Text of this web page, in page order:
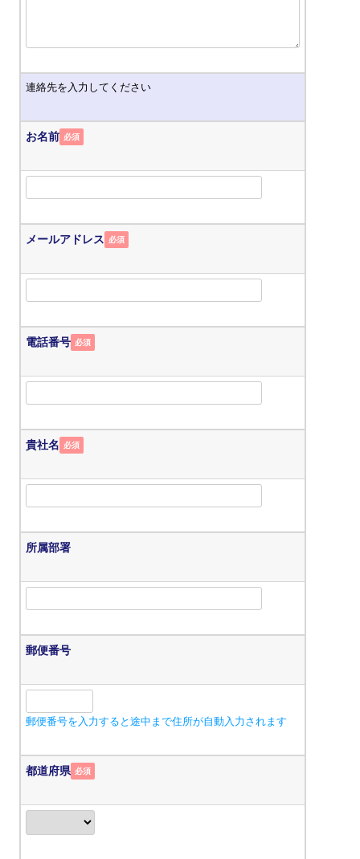
連絡先を入力してください
お名前 必須
メールアドレス 必須
電話番号 必須
貴社名 必須
所属部署
郵便番号
郵便番号を入力すると途中まで住所が自動入力されます
都道府県 必須